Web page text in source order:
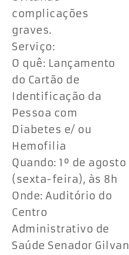
complicações
graves.
Serviço:
O quê: Lançamento
do Cartão de
Identificação da
Pessoa com
Diabetes e/ ou
Hemofilia
Quando: 1º de agosto
(sexta-feira), às 8h
Onde: Auditório do
Centro
Administrativo de
Saúde Senador Gilvan